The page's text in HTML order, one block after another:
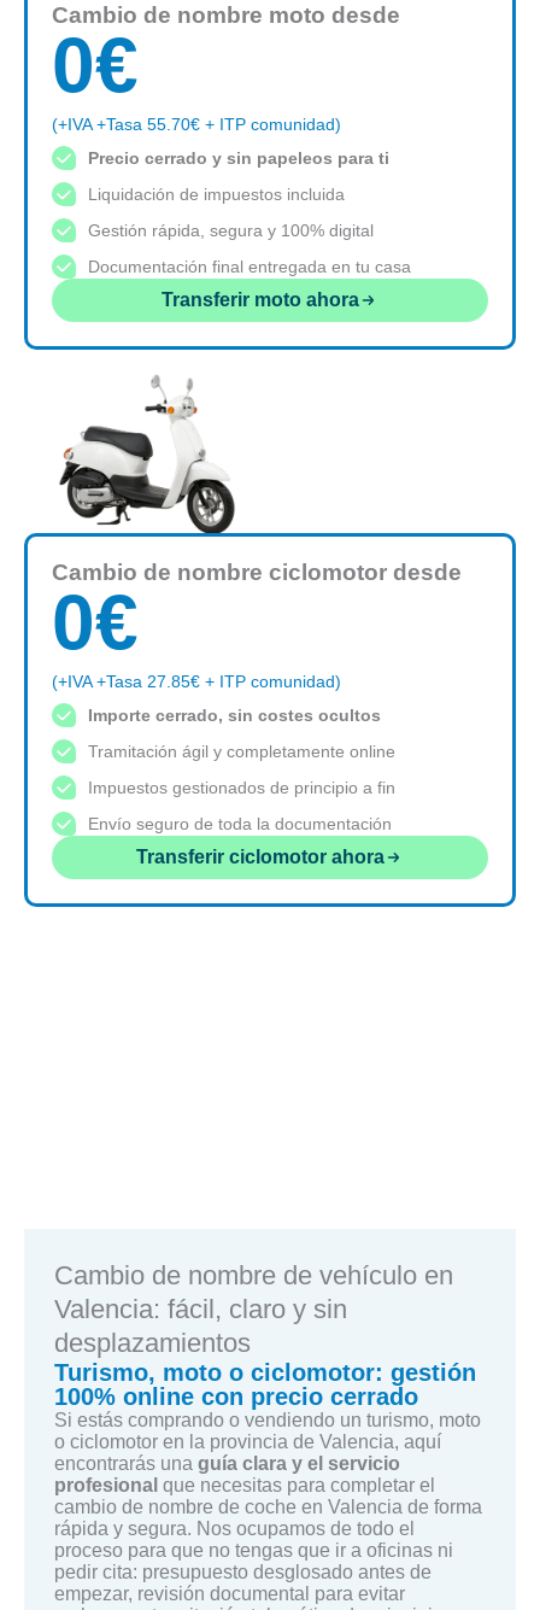
Cambio de nombre moto desde
(+IVA +Tasa 55.70€ + ITP comunidad)
0€
Precio cerrado y sin papeleos para ti
Liquidación de impuestos incluida
Gestión rápida, segura y 100% digital
Documentación final entregada en tu casa
Transferir moto ahora
Cambio de nombre ciclomotor desde
(+IVA +Tasa 27.85€ + ITP comunidad)
0€
Importe cerrado, sin costes ocultos
Tramitación ágil y completamente online
Impuestos gestionados de principio a fin
Envío seguro de toda la documentación
Transferir ciclomotor ahora
Cambio de nombre de vehículo en
Valencia: fácil, claro y sin
desplazamientos
Turismo, moto o ciclomotor: gestión
100% online con precio cerrado
Si estás comprando o vendiendo un turismo, moto
o ciclomotor en la provincia de Valencia, aquí
encontrarás una guía clara y el servicio
profesional que necesitas para completar el
cambio de nombre de coche en Valencia de forma
rápida y segura. Nos ocupamos de todo el
proceso para que no tengas que ir a oficinas ni
pedir cita: presupuesto desglosado antes de
empezar, revisión documental para evitar